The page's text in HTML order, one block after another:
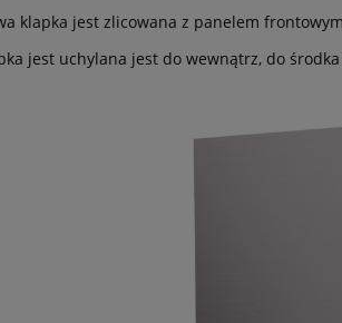
klapka jest zlicowana z panelem
jest uchylana jest do wewnątrz, do